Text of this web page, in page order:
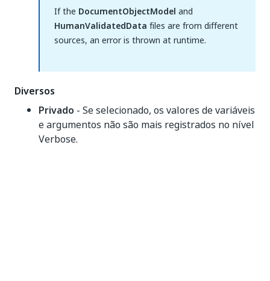
If the DocumentObjectModel and
HumanValidatedData files are from different
sources, an error is thrown at runtime.
Diversos
Privado - Se selecionado, os valores de variáveis
e argumentos não são mais registrados no nível
Verbose.